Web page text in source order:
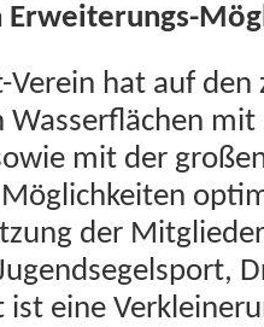
Erweiterungs-
Vere­in hat auf
Wasser­flächen
mit der
der
ist eine